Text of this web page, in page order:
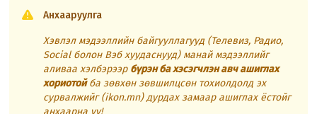
Анхааруулга
Хэвлэл мэдээллийн байгууллагууд (Телевиз, Радио,
Social болон Вэб хуудаснууд) манай мэдээллийг
аливаа хэлбэрээр бүрэн ба хэсэгчлэн авч ашиглах
хориотойба зөвхөн зөвшилцсөн тохиолдолд эх
сурвалжийг (ikon.mn) дурдах замаар ашиглах ёстойг
анхаарна уу!